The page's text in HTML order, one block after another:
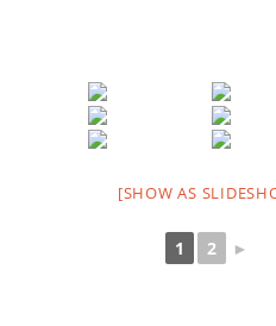
[SHOW AS
1 2 ►